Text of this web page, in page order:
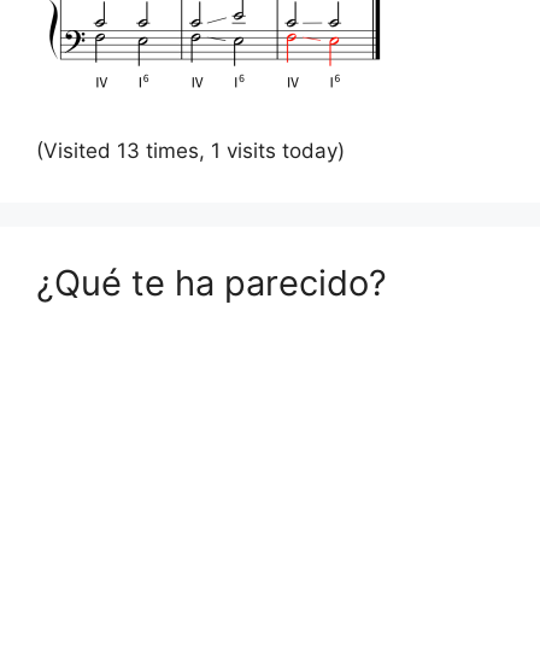
(Visited 13 times, 1 visits today)
¿Qué te ha parecido?